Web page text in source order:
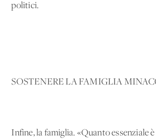
politici.
SOSTENERE LA FAMIGLIA
Infine, la famiglia. «Quanto essenziale